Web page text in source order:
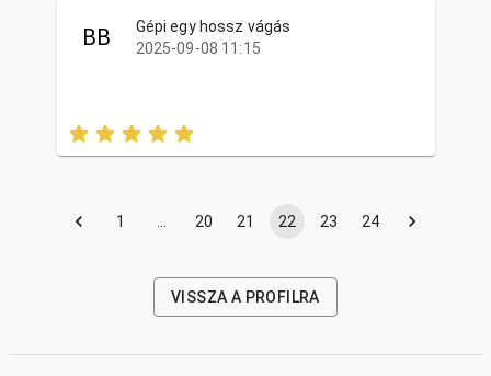
BB
Gépi egy hossz vágás
2025-09-08 11:15
1 … 20 21 22 23 24
VISSZA A PROFILRA